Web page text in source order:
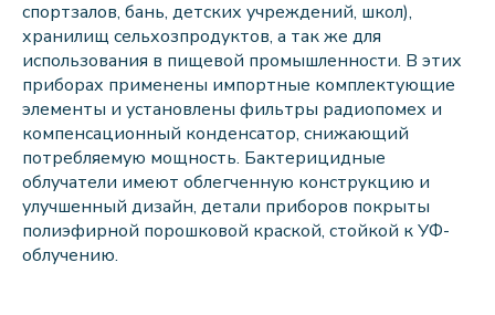
спортзалов, бань, детских учреждений, школ),
хранилищ сельхозпродуктов, а так же для
использования в пищевой промышленности. В этих
приборах применены импортные комплектующие
элементы и установлены фильтры радиопомех и
компенсационный конденсатор, снижающий
потребляемую мощность. Бактерицидные
облучатели имеют облегченную конструкцию и
улучшенный дизайн, детали приборов покрыты
полиэфирной порошковой краской, стойкой к УФ-
облучению.